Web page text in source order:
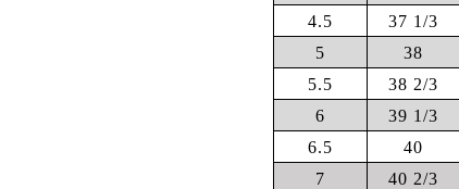
4.5
37 1/3
5
38
5.5
38 2/3
6
39 1/3
6.5
40
7
40 2/3